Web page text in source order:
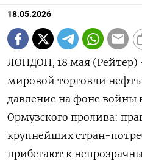
18.05.2026
ЛОНДОН, 18 мая (Рейтер)
мировой торговли
давление на фоне войны
Ормузского пролива:
крупнейших стран-
прибегают к